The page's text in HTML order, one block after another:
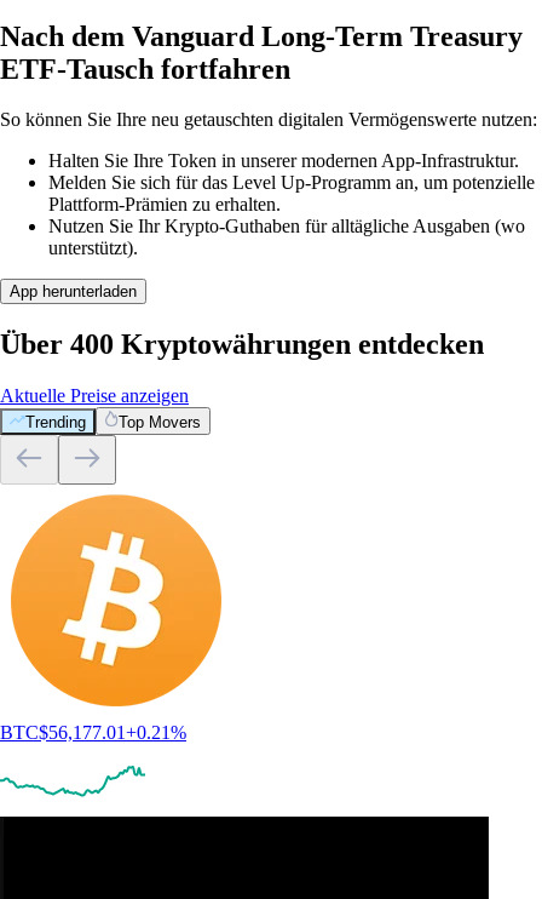
Nach dem Vanguard Long-Term Treasury
ETF-Tausch fortfahren
So können Sie Ihre neu getauschten digitalen Vermögenswerte nutzen:
Halten Sie Ihre Token in unserer modernen App-Infrastruktur.
Melden Sie sich für das Level Up-Programm an, um potenzielle
Plattform-Prämien zu erhalten.
Nutzen Sie Ihr Krypto-Guthaben für alltägliche Ausgaben (wo
unterstützt).
App herunterladen
Über 400 Kryptowährungen entdecken
Aktuelle Preise anzeigen
Trending Top Movers
BTC$56,177.01+0.21%